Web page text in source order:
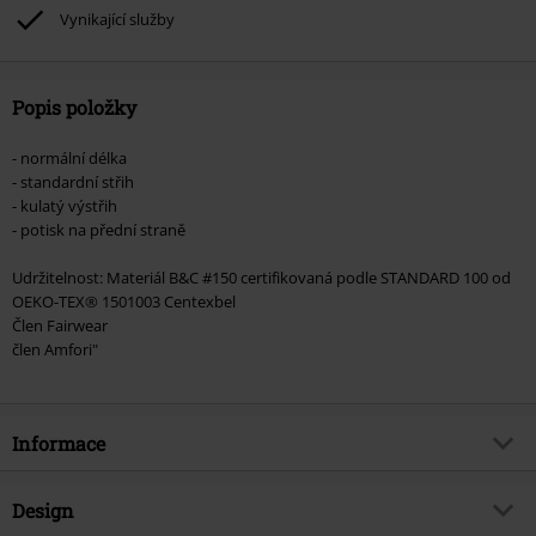
podpoříte nadaci.
Vynikající služby
Popis položky
- normální délka
- standardní střih
- kulatý výstřih
- potisk na přední straně
Udržitelnost: Materiál B&C #150 certifikovaná podle STANDARD 100 od
OEKO-TEX® 1501003 Centexbel
Člen Fairwear
člen Amfori"
Informace
Zboží č.
Design